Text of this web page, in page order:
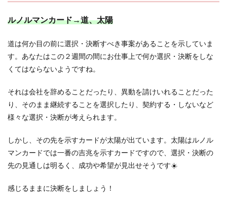
ルノルマンカード→道、太陽
道は何か目の前に選択・決断すべき事案があることを示していま
す。あなたはこの２週間の間にお仕事上で何か選択・決断をしな
くてはならないようですね。
それは会社を辞めることだったり、異動を請けいれることだった
り、そのまま継続することを選択したり、契約する・しないなど
様々な選択・決断が考えられます。
しかし、その先を示すカードが太陽が出ています。太陽はルノル
マンカードでは一番の吉兆を示すカードですので、選択・決断の
先の見通しは明るく、成功や希望が見出せそうです☀️
感じるままに決断をしましょう！